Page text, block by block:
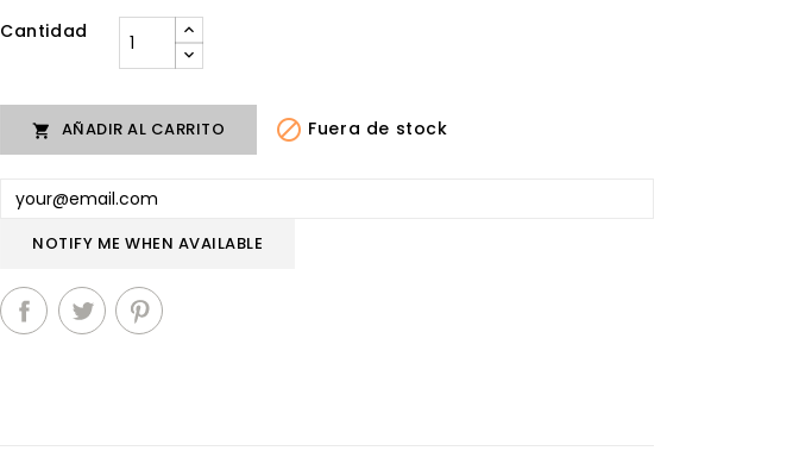
Cantidad
 AÑADIR AL CARRITO  Fuera de stock
NOTIFY ME WHEN AVAILABLE